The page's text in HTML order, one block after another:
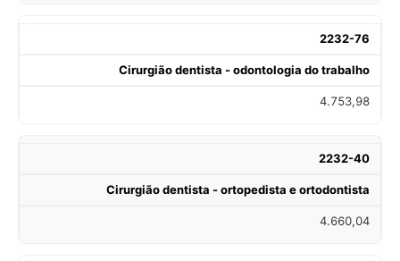
2232-76
Cirurgião dentista - odontologia do trabalho
4.753,98
2232-40
Cirurgião dentista - ortopedista e ortodontista
4.660,04